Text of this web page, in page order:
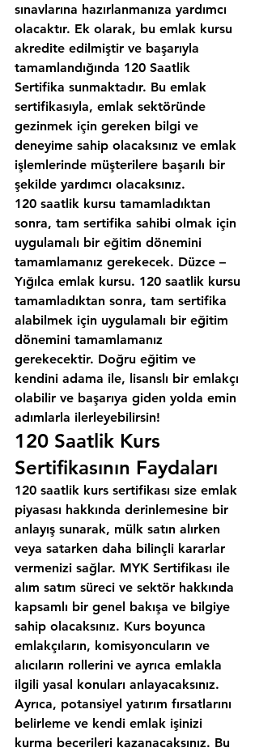
sınavlarına hazırlanmanıza yardımcı
olacaktır. Ek olarak, bu emlak kursu
akredite edilmiştir ve başarıyla
tamamlandığında 120 Saatlik
Sertifika sunmaktadır. Bu emlak
sertifikasıyla, emlak sektöründe
gezinmek için gereken bilgi ve
deneyime sahip olacaksınız ve emlak
işlemlerinde müşterilere başarılı bir
şekilde yardımcı olacaksınız.
120 saatlik kursu tamamladıktan
sonra, tam sertifika sahibi olmak için
uygulamalı bir eğitim dönemini
tamamlamanız gerekecek. Düzce –
Yığılca emlak kursu. 120 saatlik kursu
tamamladıktan sonra, tam sertifika
alabilmek için uygulamalı bir eğitim
dönemini tamamlamanız
gerekecektir. Doğru eğitim ve
kendini adama ile, lisanslı bir emlakçı
olabilir ve başarıya giden yolda emin
adımlarla ilerleyebilirsin!
120 Saatlik Kurs
Sertifikasının Faydaları
120 saatlik kurs sertifikası size emlak
piyasası hakkında derinlemesine bir
anlayış sunarak, mülk satın alırken
veya satarken daha bilinçli kararlar
vermenizi sağlar. MYK Sertifikası ile
alım satım süreci ve sektör hakkında
kapsamlı bir genel bakışa ve bilgiye
sahip olacaksınız. Kurs boyunca
emlakçıların, komisyoncuların ve
alıcıların rollerini ve ayrıca emlakla
ilgili yasal konuları anlayacaksınız.
Ayrıca, potansiyel yatırım fırsatlarını
belirleme ve kendi emlak işinizi
kurma becerileri kazanacaksınız. Bu